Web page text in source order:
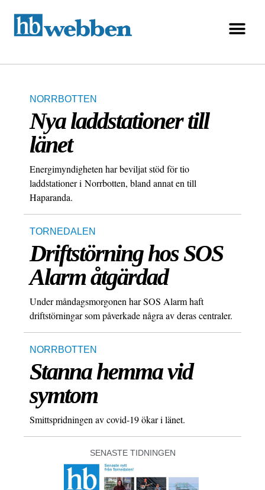
NORRBOTTEN
Nya laddstationer till
länet
Energimyndigheten har beviljat stöd för tio
laddstationer i Norrbotten, bland annat en till
Haparanda.
TORNEDALEN
Driftstörning hos SOS
Alarm åtgärdad
Under måndagsmorgonen har SOS Alarm haft
driftstörningar som påverkade några av deras centraler.
NORRBOTTEN
Stanna hemma vid
symtom
Smittspridningen av covid-19 ökar i länet.
SENASTE TIDNINGEN